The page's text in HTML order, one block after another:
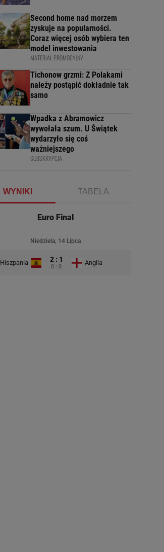
Second home nad morzem
zyskuje na popularności.
Coraz więcej osób wybiera ten
model inwestowania
MATERIAŁ PROMOCYJNY
Tichonow grzmi: Z Polakami
należy postąpić dokładnie tak
samo
Wpadka z Abramowicz
wywołała szum. U Świątek
wydarzyło się coś
ważniejszego
SUBSKRYPCJA
WYNIKI TABELA
Euro Final
Niedziela, 14 Lipca
Hiszpania 2 : 1
0 : 0
Anglia